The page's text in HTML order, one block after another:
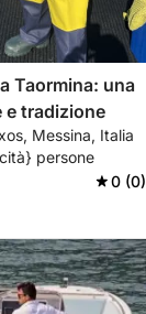
Taormina: una
e tradizione
Messina, Italia
persone
0 (0)